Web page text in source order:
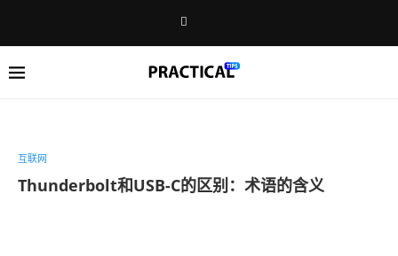
互联网
Thunderbolt和USB-C的区别：术语的含义